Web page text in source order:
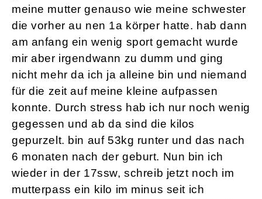
meine mutter genauso wie meine schwester
die vorher au nen 1a körper hatte. hab dann
am anfang ein wenig sport gemacht wurde
mir aber irgendwann zu dumm und ging
nicht mehr da ich ja alleine bin und niemand
für die zeit auf meine kleine aufpassen
konnte. Durch stress hab ich nur noch wenig
gegessen und ab da sind die kilos
gepurzelt. bin auf 53kg runter und das nach
6 monaten nach der geburt. Nun bin ich
wieder in der 17ssw, schreib jetzt noch im
mutterpass ein kilo im minus seit ich